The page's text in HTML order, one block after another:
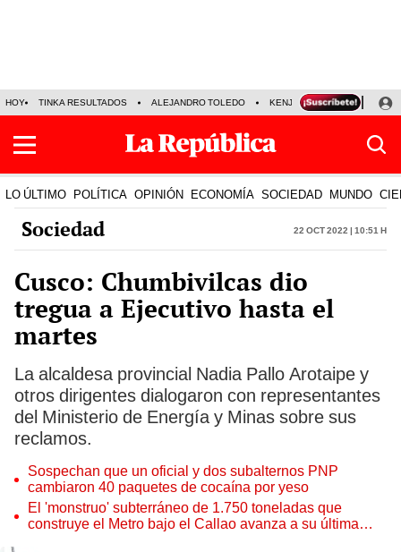
HOY TINKA RESULTADOS ALEJANDRO TOLEDO KENJI FUJIMORI
LO ÚLTIMO POLÍTICA OPINIÓN ECONOMÍA SOCIEDAD MUNDO
Sociedad 22 Oct 2022 | 10:51 h
Cusco: Chumbivilcas dio
tregua a Ejecutivo hasta el
martes
La alcaldesa provincial Nadia Pallo Arotaipe y
otros dirigentes dialogaron con representantes
del Ministerio de Energía y Minas sobre sus
reclamos.
Sospechan que un oficial y dos subalternos PNP
cambiaron 40 paquetes de cocaína por yeso
El 'monstruo' subterráneo de 1.750 toneladas que
construye el Metro bajo el Callao avanza a su última